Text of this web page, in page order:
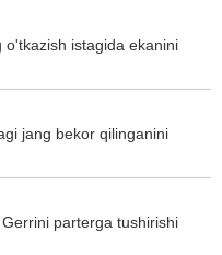
o'tkazish istagida ekanini
jang bekor qilinganini
parterga tushirishi